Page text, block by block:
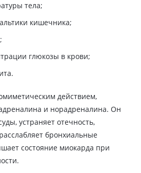
тела;
кишечника;
глюкозы в крови;
действием,
и норадреналина. Он
устраняет отечность,
бронхиальные
состояние миокарда при